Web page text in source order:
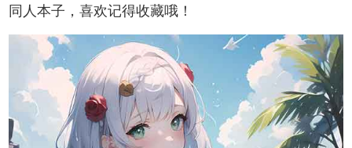
同人本子，喜欢记得收藏哦！